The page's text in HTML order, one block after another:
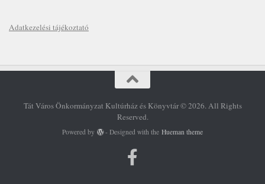
Adatkezelési tájékoztató
Tát Város Önkormányzat Kultúrház és Könyvtár © 2026. All Rights
Reserved.
Powered by - Designed with theHueman theme